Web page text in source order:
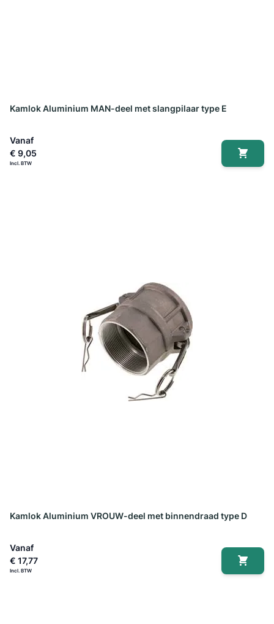
Kamlok Aluminium MAN-deel met slangpilaar type E
Vanaf
€ 9,05
Kamlok Aluminium VROUW-deel met binnendraad type D
Vanaf
€ 17,77